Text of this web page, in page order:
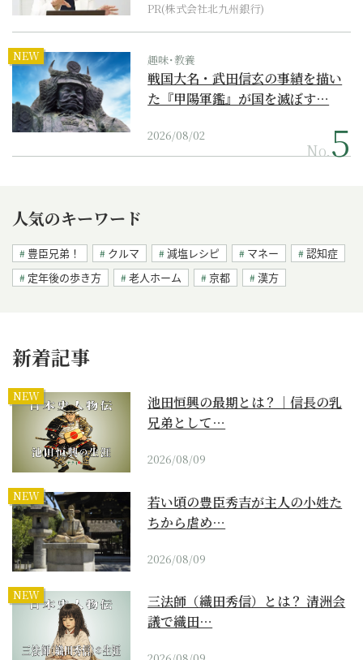
PR(株式会社北九州銀行)
NEW 趣味･教養
戦国大名・武田信玄の事績を描い
た『甲陽軍鑑』が国を滅ぼす…
2026/08/02
No.
人気のキーワード
豊臣兄弟！ クルマ 減塩レシピ マネー
認知症
定年後の歩き方
老人ホーム 京都 漢方
新着記事
NEW
池田恒興の最期とは？｜信長の乳
兄弟として…
2026/08/09
NEW
若い頃の豊臣秀吉が主人の小姓た
ちから虐め…
2026/08/09
NEW
三法師（織田秀信）とは？ 清洲会
議で織田…